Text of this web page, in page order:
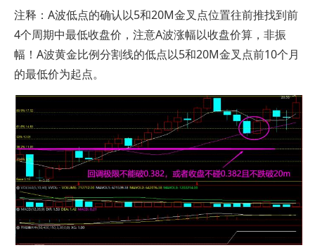
注释：A波低点的确认以5和20M金叉点位置往前推找到前
4个周期中最低收盘价，注意A波涨幅以收盘价算，非振
幅！A波黄金比例分割线的低点以5和20M金叉点前10个月
的最低价为起点。